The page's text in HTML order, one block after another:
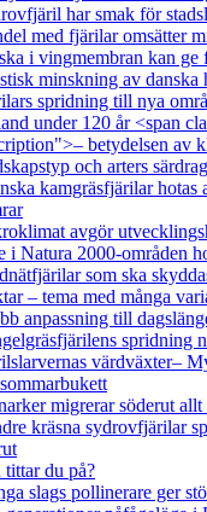
har smak för
med fjärilar omsätter
i vingmembran kan ge
minskning av danska
spridning till nya
under 120 år <span
betydelsen av
och arters
kamgräsfjärilar hotas
avgör
i Natura 2000-områden
som ska
– tema med många
anpassning till
spridning
värdväxter–
migrerar söderut allt
kräsna sydrovfjärilar
tittar du på?
slags pollinerare ger